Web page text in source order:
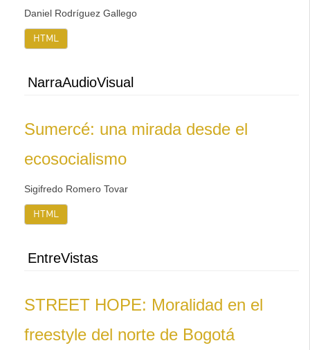
Daniel Rodríguez Gallego
HTML
NarraAudioVisual
Sumercé: una mirada desde el
ecosocialismo
Sigifredo Romero Tovar
HTML
EntreVistas
STREET HOPE: Moralidad en el
freestyle del norte de Bogotá